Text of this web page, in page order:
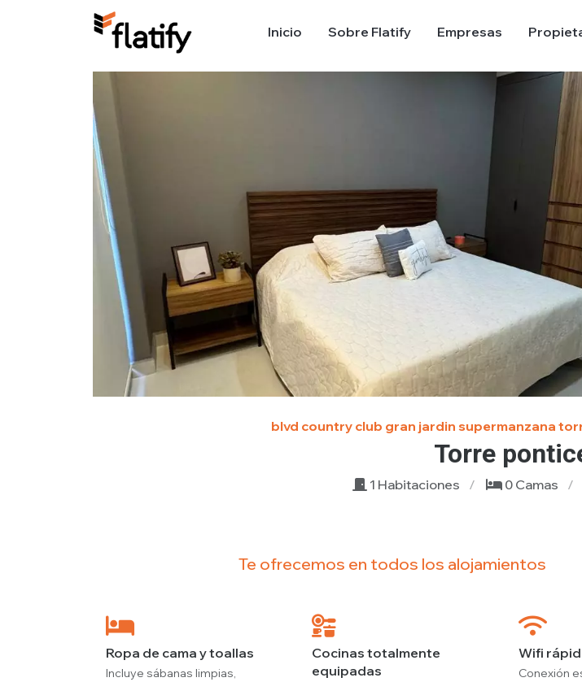
Inicio Sobre Flatify Empresas
blvd country club gran jardin supermanzana
Torre
1 Habitaciones 0 Camas
Te ofrecemos en todos los alojamientos
Ropa de cama y toallas
Incluye sábanas limpias,
Cocinas totalmente
equipadas
Wifi
Conexión